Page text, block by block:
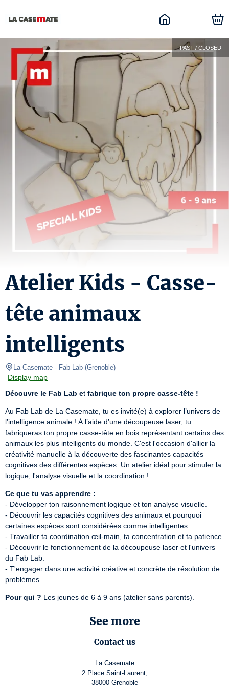
PAST / CLOSED
Atelier Kids - Casse-
tête animaux
intelligents
La Casemate - Fab Lab (Grenoble)
Display map
Découvre le Fab Lab et fabrique ton propre casse-tête !
Au Fab Lab de La Casemate, tu es invité(e) à explorer l’univers de
l’intelligence animale ! À l’aide d’une découpeuse laser, tu
fabriqueras ton propre casse-tête en bois représentant certains des
animaux les plus intelligents du monde. C'est l'occasion d'allier la
créativité manuelle à la découverte des fascinantes capacités
cognitives des différentes espèces. Un atelier idéal pour stimuler la
logique, l'analyse visuelle et la coordination !
Ce que tu vas apprendre :
- Développer ton raisonnement logique et ton analyse visuelle.
- Découvrir les capacités cognitives des animaux et pourquoi
certaines espèces sont considérées comme intelligentes.
- Travailler ta coordination œil-main, ta concentration et ta patience.
- Découvrir le fonctionnement de la découpeuse laser et l'univers
du Fab Lab.
- T'engager dans une activité créative et concrète de résolution de
problèmes.
Pour qui ? Les jeunes de 6 à 9 ans (atelier sans parents).
See more
Contact us
La Casemate
2 Place Saint-Laurent,
38000 Grenoble